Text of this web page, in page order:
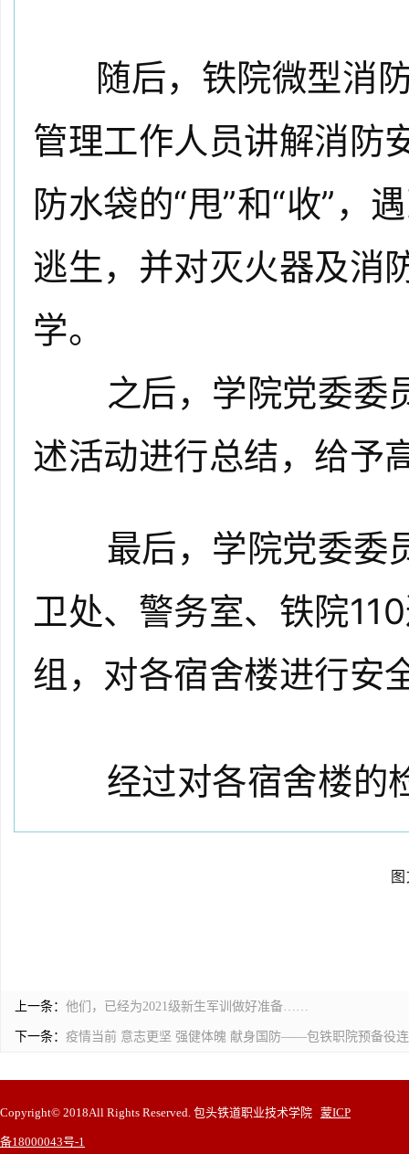
随后，铁院微型消防
管理工作人员讲解消防
防水袋的“甩”和“收”，
逃生，并对灭火器及消
学。
之后，学院党委委员
述活动进行总结，给予
最后， 学院党委委
卫处、警务室、铁院
组，对各宿舍楼进行安
经过对各宿舍楼的
上一条： 他们，已经为2021级新生军训做好准备……
下一条： 疫情当前 意志更坚 强健体魄 献身国防——包铁职院预备役
Copyright© 2018All Rights Reserved. 包头铁道职业技术学院 蒙ICP
备18000043号-1